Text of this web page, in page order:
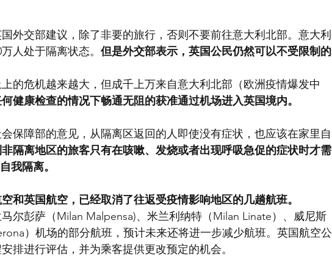
外交部建议，除了非要的旅行，否则不要前往意大利北部。意大利
人处于隔离状态。 但是外交部表示，英国公民仍然可以不受限制的
的危机越来越大，但成千上万来自意大利北部（欧洲疫情爆发中
健康检查的情况下畅通无阻的获准通过机场进入英国境内。
保障部的意见，从隔离区返回的人即使没有症状，也应该在家里自
隔离地区的旅客只有在咳嗽、发烧或者出现呼吸急促的症状时才需
我隔离。
和英国航空，已经取消了往返受疫情影响地区的几趟航班。
尔彭萨（Milan Malpensa)、米兰利纳特（Milan Linate）、威尼斯
）机场的部分航班，预计未来还将进一步减少航班。英国航空公
排进行评估，并为乘客提供更改预定的机会。